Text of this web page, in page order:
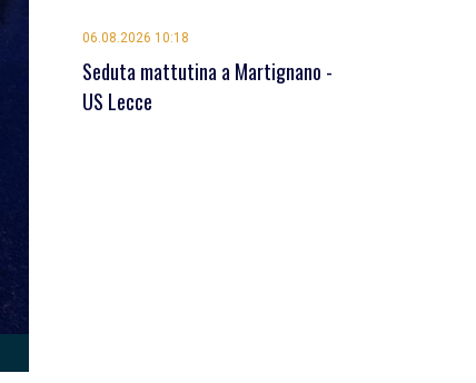
06.08.2026 10:18
Seduta mattutina a Martignano -
US Lecce